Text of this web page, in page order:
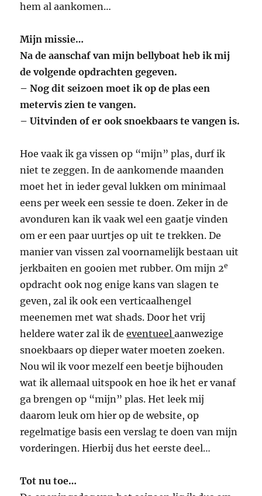
hem al aankomen…
Mijn missie…
Na de aanschaf van mijn bellyboat heb ik mij
de volgende opdrachten gegeven.
– Nog dit seizoen moet ik op de plas een
metervis zien te vangen.
– Uitvinden of er ook snoekbaars te vangen is.
Hoe vaak ik ga vissen op “mijn” plas, durf ik
niet te zeggen. In de aankomende maanden
moet het in ieder geval lukken om minimaal
eens per week een sessie te doen. Zeker in de
avonduren kan ik vaak wel een gaatje vinden
om er een paar uurtjes op uit te trekken. De
manier van vissen zal voornamelijk bestaan uit
jerkbaiten en gooien met rubber. Om mijn 2e
opdracht ook nog enige kans van slagen te
geven, zal ik ook een verticaalhengel
meenemen met wat shads. Door het vrij
heldere water zal ik deeventueelaanwezige
snoekbaars op dieper water moeten zoeken.
Nou wil ik voor mezelf een beetje bijhouden
wat ik allemaal uitspook en hoe ik het er vanaf
ga brengen op “mijn” plas. Het leek mij
daarom leuk om hier op de website, op
regelmatige basis een verslag te doen van mijn
vorderingen. Hierbij dus het eerste deel…
Tot nu toe…